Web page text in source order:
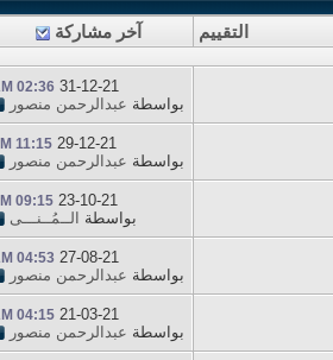
التقييم
آخر مشاركة
31-12-21
02:36 AM
بواسطة عبدالرحمن منصور
29-12-21
11:15 PM
بواسطة عبدالرحمن منصور
23-10-21
09:15 PM
بواسطة الــمُــنـــى
27-08-21
04:53 AM
بواسطة عبدالرحمن منصور
21-03-21
04:15 AM
بواسطة عبدالرحمن منصور